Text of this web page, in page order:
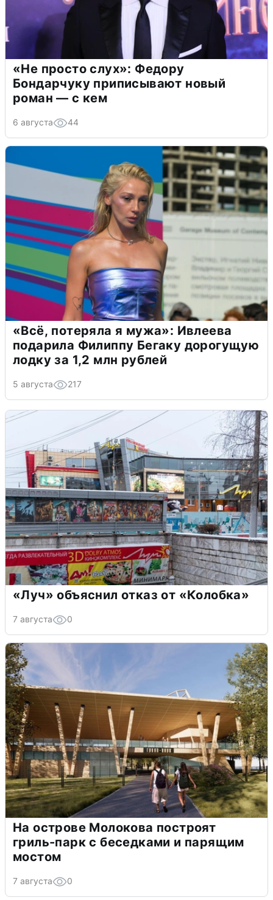
«Не просто слух»: Федору
Бондарчуку приписывают новый
роман — с кем
6 августа 44
«Всё, потеряла я мужа»: Ивлеева
подарила Филиппу Бегаку дорогущую
лодку за 1,2 млн рублей
5 августа 217
«Луч» объяснил отказ от «Колобка»
7 августа 0
На острове Молокова построят
гриль-парк с беседками и парящим
мостом
7 августа 0